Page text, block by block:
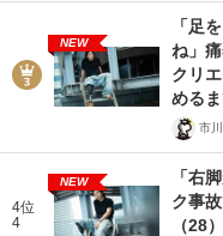
NEW
「足
ね」
クリ
める
市
4位
4
NEW
「右
ク事
（28